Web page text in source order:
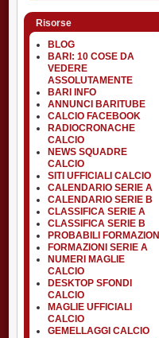
Risorse
BLOG
BARI: 10 COSE DA
VEDERE
ASSOLUTAMENTE
BARI INFO
ANNUNCI BARITUBE
CALCIO FACEBOOK
RADIOCRONACHE
CALCIO
NEWS SQUADRE
CALCIO
SITI UFFICIALI CALCIO
CALENDARIO SERIE A
CALENDARIO SERIE B
CLASSIFICA SERIE A
CLASSIFICA SERIE B
PROBABILI FORMAZIONI
FORMAZIONI SERIE A
NUMERI MAGLIE
CALCIO
DESKTOP SFONDI
CALCIO
MAGLIE UFFICIALI
CALCIO
GEMELLAGGI CALCIO